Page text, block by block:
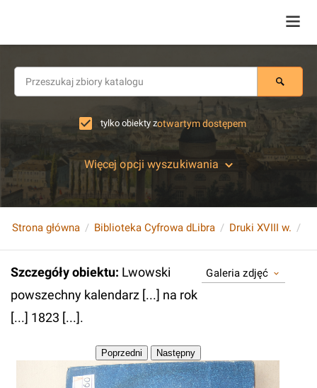
tylko obiekty zotwartym dostępem
Więcej opcji wyszukiwania
Strona główna Biblioteka Cyfrowa dLibra Druki XVIII w.
Szczegóły obiektu: Lwowski
powszechny kalendarz [...] na rok
[...] 1823 [...].
Galeria zdjęć